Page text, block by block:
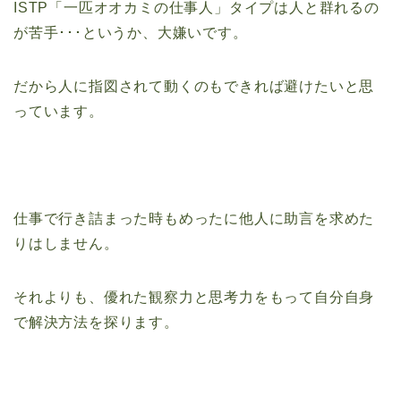
ISTP「一匹オオカミの仕事人」タイプは人と群れるの
が苦手･･･というか、大嫌いです。
だから人に指図されて動くのもできれば避けたいと思
っています。
仕事で行き詰まった時もめったに他人に助言を求めた
りはしません。
それよりも、優れた観察力と思考力をもって自分自身
で解決方法を探ります。